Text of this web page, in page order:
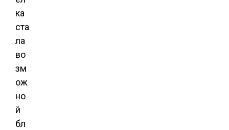
ка
ста
ла
во
зм
ож
но
й
бл